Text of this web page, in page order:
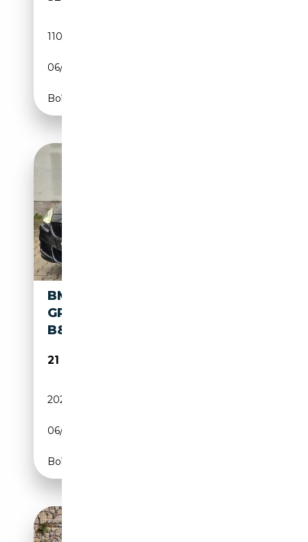
110 469 km
06/2022
Boîte automatique
BMW 640 D XDRIVE M-SPORT
GRAN COUPE RFK HUD SOFT
B&O STDHZG
21 200€
202 800 km
06/2013
Boîte automatique